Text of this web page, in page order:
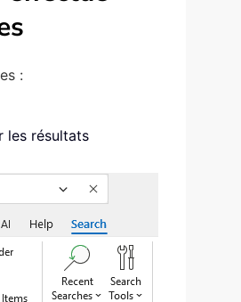
:
les résultats